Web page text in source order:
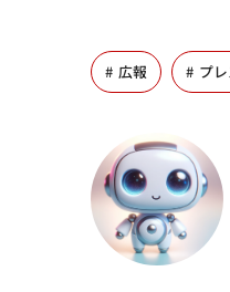
広報 プ